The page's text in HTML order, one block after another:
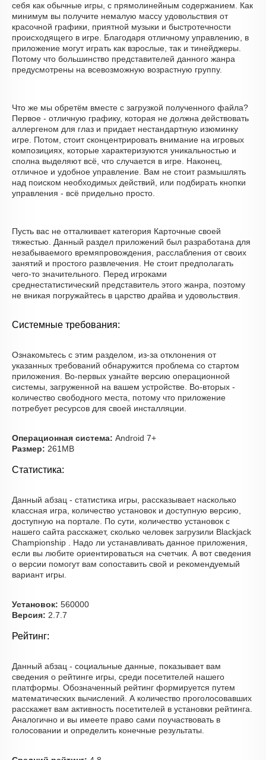
себя как обычные игры, с прямолинейным содержанием. Как
минимум вы получите немалую массу удовольствия от
красочной графики, приятной музыки и быстротечности
происходящего в игре. Благодаря отличному управлению, в
приложение могут играть как взрослые, так и тинейджеры.
Потому что большинство представителей данного жанра
предусмотрены на всевозможную возрастную группу.
Что же мы обретём вместе с загрузкой полученного файла?
Первое - отличную графику, которая не должна действовать
аллергеном для глаз и придает нестандартную изюминку
игре. Потом, стоит сконцентрировать внимание на игровых
композициях, которые характеризуются уникальностью и
сполна выделяют всё, что случается в игре. Наконец,
отличное и удобное управление. Вам не стоит размышлять
над поиском необходимых действий, или подбирать кнопки
управления - всё придельно просто.
Пусть вас не отталкивает категория Карточные своей
тяжестью. Данный раздел приложений был разработана для
незабываемого времяпровождения, расслабления от своих
занятий и простого развлечения. Не стоит предполагать
чего-то значительного. Перед игроками
среднестатистический представитель этого жанра, поэтому
не вникая погружайтесь в царство драйва и удовольствия.
Системные требования:
Ознакомьтесь с этим разделом, из-за отклонения от
указанных требований обнаружится проблема со стартом
приложения. Во-первых узнайте версию операционной
системы, загруженной на вашем устройстве. Во-вторых -
количество свободного места, потому что приложение
потребует ресурсов для своей инсталляции.
Операционная система: Android 7+
Размер: 261MB
Статистика:
Данный абзац - статистика игры, рассказывает насколько
классная игра, количество установок и доступную версию,
доступную на портале. По сути, количество установок с
нашего сайта расскажет, сколько человек загрузили Blackjack
Championship . Надо ли устанавливать данное приложения,
если вы любите ориентироваться на счетчик. А вот сведения
о версии помогут вам сопоставить свой и рекомендуемый
вариант игры.
Установок: 560000
Версия: 2.7.7
Рейтинг:
Данный абзац - социальные данные, показывает вам
сведения о рейтинге игры, среди посетителей нашего
платформы. Обозначенный рейтинг формируется путем
математических вычислений. А количество проголосовавших
расскажет вам активность посетителей в установки рейтинга.
Аналогично и вы имеете право сами поучаствовать в
голосовании и определить конечные результаты.